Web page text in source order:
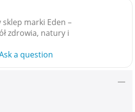
marki Eden –
zdrowia, natury i
a question